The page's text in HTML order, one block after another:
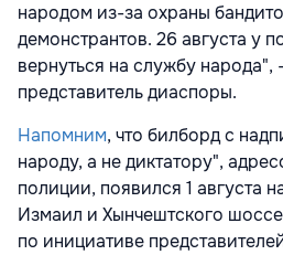
народом из-за охраны
демонстрантов. 26 августа у
вернуться на службу народа",
представитель диаспоры.
Напомним, что билборд с
народу, а не диктатору",
полиции, появился 1 августа
Измаил и Хынчештского
по инициативе